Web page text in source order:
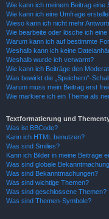
Wie kann ich meinem Beitrag eine
Wie kann ich eine Umfrage
Wieso kann ich nicht mehr
Wie bearbeite oder lösche ich
Warum kann ich auf bestimmte
Weshalb kann ich keine
Weshalb wurde ich verwarnt?
Wie kann ich Beiträge den
Was bewirkt die „Speichern“-
Warum muss mein Beitrag erst
Wie markiere ich ein Thema als
Textformatierung und
Was ist BBCode?
Kann ich HTML benutzen?
Was sind Smilies?
Kann ich Bilder in meine Beiträge
Was sind globale
Was sind Bekanntmachungen?
Was sind wichtige Themen?
Was sind geschlossene Themen?
Was sind Themen-Symbole?